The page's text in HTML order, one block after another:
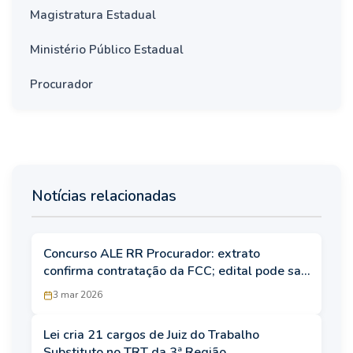
Magistratura Estadual
Ministério Público Estadual
Procurador
Notícias relacionadas
Concurso ALE RR Procurador: extrato
confirma contratação da FCC; edital pode sair
em abril
3 mar 2026
Lei cria 21 cargos de Juiz do Trabalho